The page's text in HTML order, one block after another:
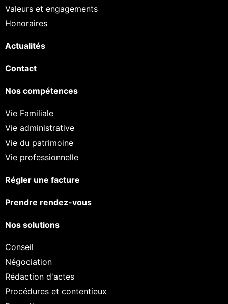
Valeurs et engagements
Honoraires
Actualités
Contact
Nos compétences
Vie Familiale
Vie administrative
Vie du patrimoine
Vie professionnelle
Régler une facture
Prendre rendez-vous
Nos solutions
Conseil
Négociation
Rédaction d'actes
Procédures et contentieux